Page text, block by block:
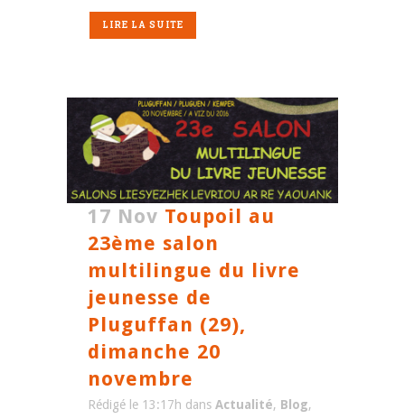
LIRE LA SUITE
17 Nov Toupoil au
23ème salon
multilingue du livre
jeunesse de
Pluguffan (29),
dimanche 20
novembre
Rédigé le 13:17h dans Actualité, Blog,